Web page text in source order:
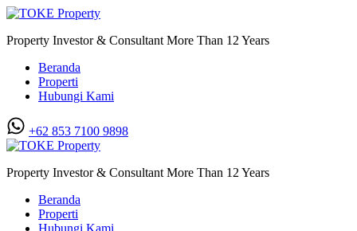
Property Investor & Consultant More Than 12 Years
Beranda
Properti
Hubungi Kami
+62 853 7100 9898‬
Property Investor & Consultant More Than 12 Years
Beranda
Properti
Hubungi Kami